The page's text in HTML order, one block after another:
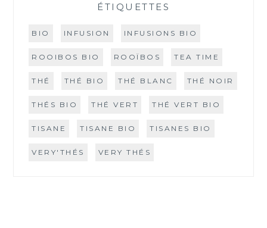
ÉTIQUETTES
BIO INFUSION INFUSIONS BIO
ROOIBOS BIO ROOÏBOS TEA TIME
THÉ THÉ BIO THÉ BLANC THÉ NOIR
THÉS BIO THÉ VERT THÉ VERT BIO
TISANE TISANE BIO TISANES BIO
VERY'THÉS VERY THÉS